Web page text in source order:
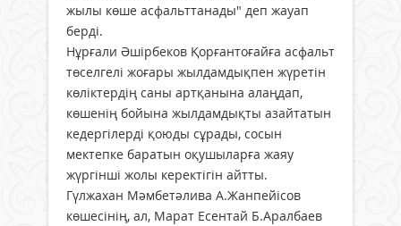
жылы көше асфальттанады" деп жауап
берді.
Нұрғали Әшірбеков Қорғантоғайға асфальт
төселгелі жоғары жылдамдықпен жүретін
көліктердің саны артқанына алаңдап,
көшенің бойына жылдамдықты азайтатын
кедергілерді қоюды сұрады, сосын
мектепке баратын оқушыларға жаяу
жүргінші жолы керектігін айтты.
Гүлжахан Мәмбетәлива А.Жанпейісов
көшесінің, ал, Марат Есентай Б.Аралбаев